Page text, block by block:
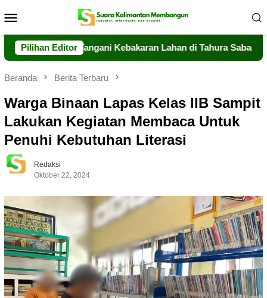
ke
Mobile
Pilihan Editor
Sigap Tangani Kebakaran Lahan di Tahura Sabaru
Beranda Berita Terbaru
Warga Binaan Lapas Kelas IIB Sampit
Lakukan Kegiatan Membaca Untuk
Penuhi Kebutuhan Literasi
Redaksi
Oktober 22, 2024